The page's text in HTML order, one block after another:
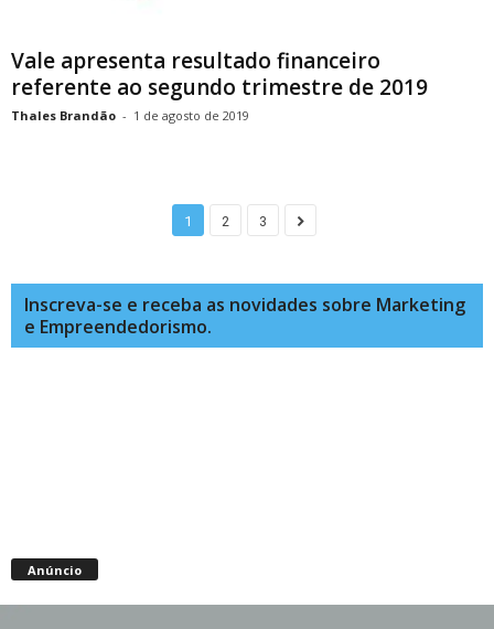
Vale apresenta resultado financeiro
referente ao segundo trimestre de 2019
Thales Brandão - 1 de agosto de 2019
1 2 3
Inscreva-se e receba as novidades sobre Marketing
e Empreendedorismo.
Anúncio